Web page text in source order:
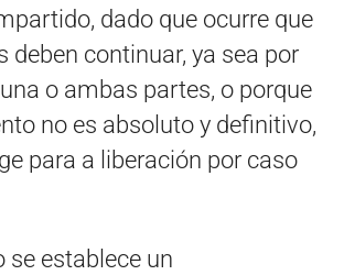
dado que ocurre que
deben continuar, ya sea por
o ambas partes, o porque
no es absoluto y definitivo,
para a liberación por caso
se establece un